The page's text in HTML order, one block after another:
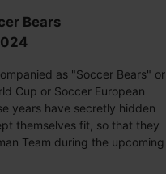
Bears
as "Soccer Bears" or
Cup or Soccer European
years have secretly hidden
themselves fit, so that they
Team during the upcoming